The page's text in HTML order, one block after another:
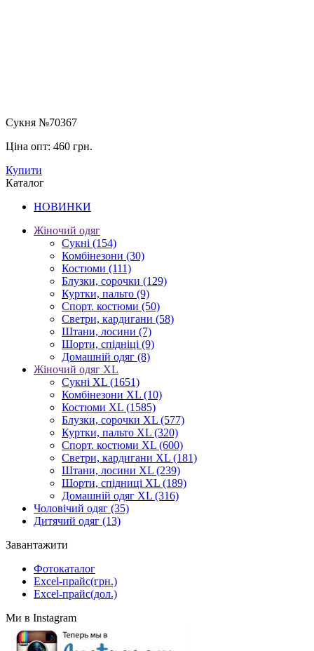
Сукня №70367
Ціна опт: 460 грн.
Купити
Каталог
НОВИНКИ
Жіночий одяг
Сукні (154)
Комбінезони (30)
Костюми (111)
Блузки, сорочки (129)
Куртки, пальто (9)
Спорт. костюми (50)
Светри, кардигани (58)
Штани, лосини (7)
Шорти, спідніці (9)
Домашній одяг (8)
Жіночий одяг XL
Cукні XL (1651)
Комбінезони XL (10)
Костюми XL (1585)
Блузки, сорочки XL (577)
Куртки, пальто XL (320)
Спорт. костюми XL (600)
Светри, кардигани XL (181)
Штани, лосини XL (239)
Шорти, спідниці XL (189)
Домашній одяг XL (316)
Чоловічий одяг (35)
Дитячий одяг (13)
Завантажити
Фотокаталог
Excel-прайс(грн.)
Excel-прайс(дол.)
Ми в Instagram